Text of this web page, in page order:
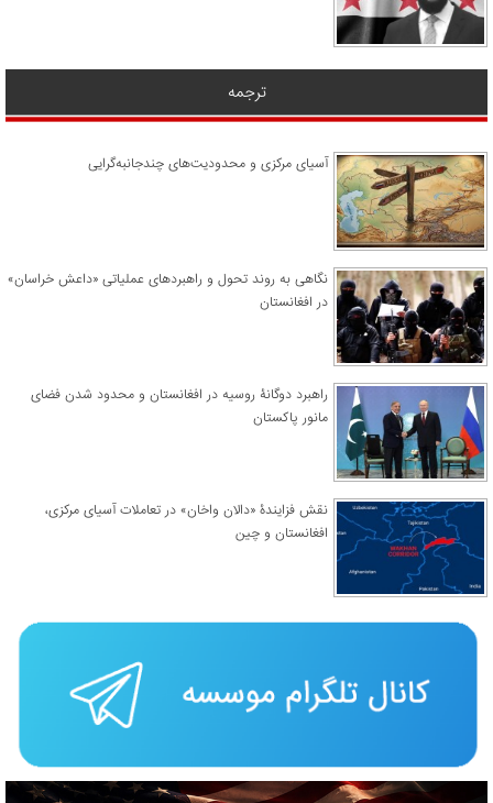
ترجمه
آسیای مرکزی و محدودیت‌های چندجانبه‌گرایی
نگاهی به روند تحول و راهبردهای عملیاتی «داعش خراسان»
در افغانستان
راهبرد دوگانۀ روسیه در افغانستان و محدود شدن فضای
مانور پاکستان
نقش فزایندۀ «دالان واخان» در تعاملات آسیای مرکزی،
افغانستان و چین